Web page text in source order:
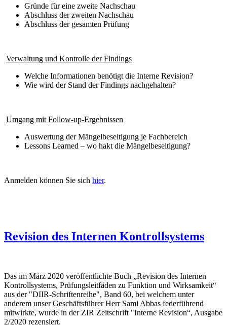
Gründe für eine zweite Nachschau
Abschluss der zweiten Nachschau
Abschluss der gesamten Prüfung
Verwaltung und Kontrolle der Findings
Welche Informationen benötigt die Interne Revision?
Wie wird der Stand der Findings nachgehalten?
Umgang mit Follow-up-Ergebnissen
Auswertung der Mängelbeseitigung je Fachbereich
Lessons Learned – wo hakt die Mängelbeseitigung?
Anmelden können Sie sich hier.
Revision des Internen Kontrollsystems
Das im März 2020 veröffentlichte Buch „Revision des Internen
Kontrollsystems, Prüfungsleitfäden zu Funktion und Wirksamkeit“
aus der "DIIR-Schriftenreihe", Band 60, bei welchem unter
anderem unser Geschäftsführer Herr Sami Abbas federführend
mitwirkte, wurde in der ZIR Zeitschrift "Interne Revision“, Ausgabe
2/2020 rezensiert.